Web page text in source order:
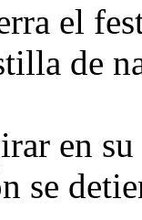
el
de
en
se